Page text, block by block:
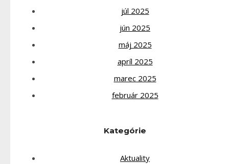
júl 2025
jún 2025
máj 2025
apríl 2025
marec 2025
február 2025
Kategórie
Aktuality